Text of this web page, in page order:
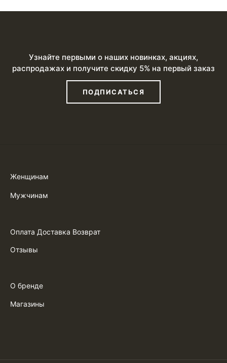
Узнайте первыми о наших новинках, акциях,
распродажах и получите скидку 5% на первый заказ
ПОДПИСАТЬСЯ
Женщинам
Мужчинам
Оплата Доставка Возврат
Отзывы
О бренде
Магазины